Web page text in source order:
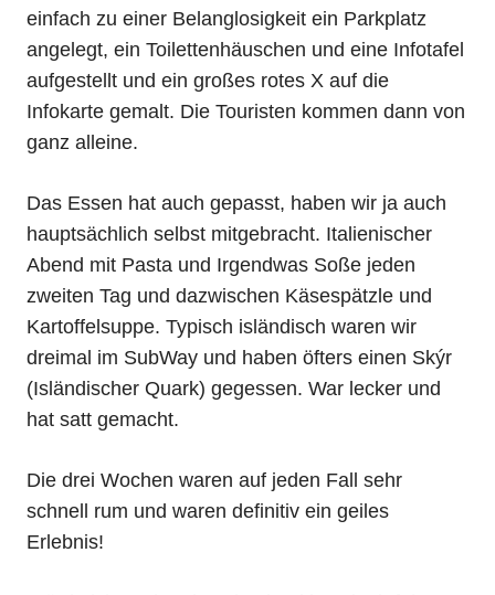
einfach zu einer Belanglosigkeit ein Parkplatz
angelegt, ein Toilettenhäuschen und eine Infotafel
aufgestellt und ein großes rotes X auf die
Infokarte gemalt. Die Touristen kommen dann von
ganz alleine.
Das Essen hat auch gepasst, haben wir ja auch
hauptsächlich selbst mitgebracht. Italienischer
Abend mit Pasta und Irgendwas Soße jeden
zweiten Tag und dazwischen Käsespätzle und
Kartoffelsuppe. Typisch isländisch waren wir
dreimal im SubWay und haben öfters einen Skýr
(Isländischer Quark) gegessen. War lecker und
hat satt gemacht.
Die drei Wochen waren auf jeden Fall sehr
schnell rum und waren definitiv ein geiles
Erlebnis!